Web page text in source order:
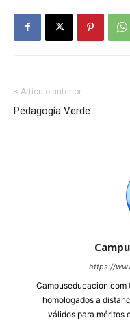
< Artículo anterior
Pedagogía Verde
https://
Campuseducacion.com
homologados a
válidos para méritos